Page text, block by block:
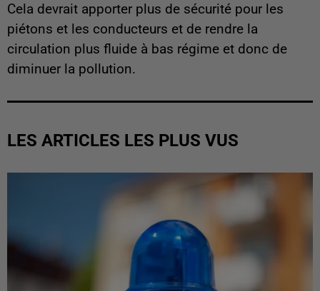
Cela devrait apporter plus de sécurité pour les
piétons et les conducteurs et de rendre la
circulation plus fluide à bas régime et donc de
diminuer la pollution.
LES ARTICLES LES PLUS VUS